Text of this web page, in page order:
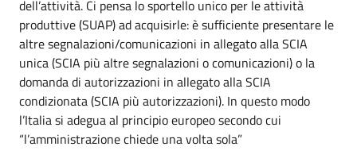
dell’attività. Ci pensa lo sportello unico per le attività
produttive (SUAP) ad acquisirle: è sufficiente presentare le
altre segnalazioni/comunicazioni in allegato alla SCIA
unica (SCIA più altre segnalazioni o comunicazioni) o la
domanda di autorizzazioni in allegato alla SCIA
condizionata (SCIA più autorizzazioni). In questo modo
l’Italia si adegua al principio europeo secondo cui
“l’amministrazione chiede una volta sola”